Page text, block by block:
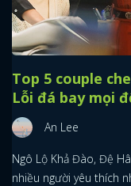
Top 5 couple
Lỗi đá bay mọi
An Lee
Ngô Lộ Khả Đào, Đệ
nhiều người yêu thích